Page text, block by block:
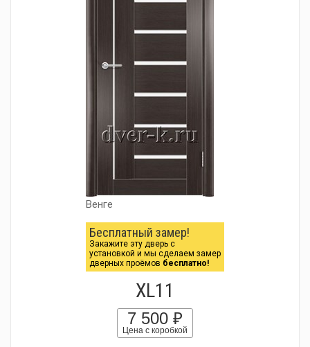
Венге
Бесплатный замер!
Закажите эту дверь с
установкой и мы сделаем замер
дверных проёмов бесплатно!
XL11
7 500 ₽
Цена с коробкой